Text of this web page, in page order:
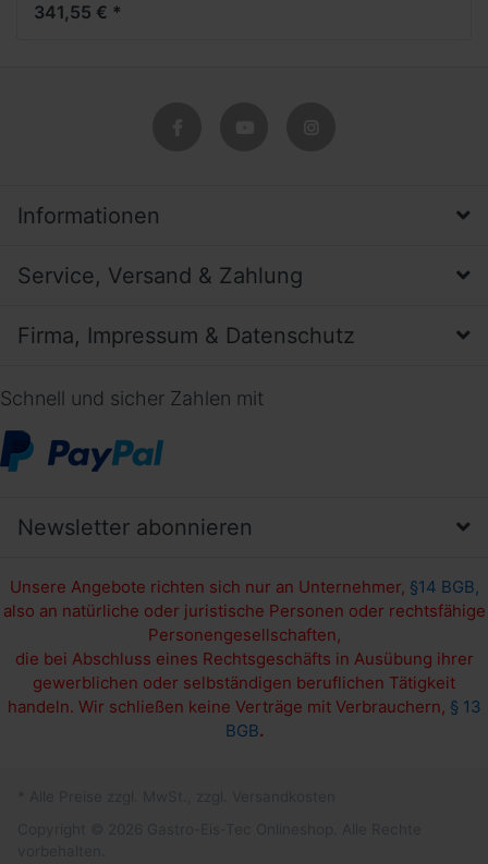
341,55 € *
Informationen
Service, Versand & Zahlung
Firma, Impressum & Datenschutz
Schnell und sicher Zahlen mit
Newsletter abonnieren
Unsere Angebote richten sich nur an Unternehmer, §14 BGB,
also an natürliche oder juristische Personen oder rechtsfähige
Personengesellschaften,
die bei Abschluss eines Rechtsgeschäfts in Ausübung ihrer
gewerblichen oder selbständigen beruflichen Tätigkeit
handeln. Wir schließen keine Verträge mit Verbrauchern, § 13
BGB.